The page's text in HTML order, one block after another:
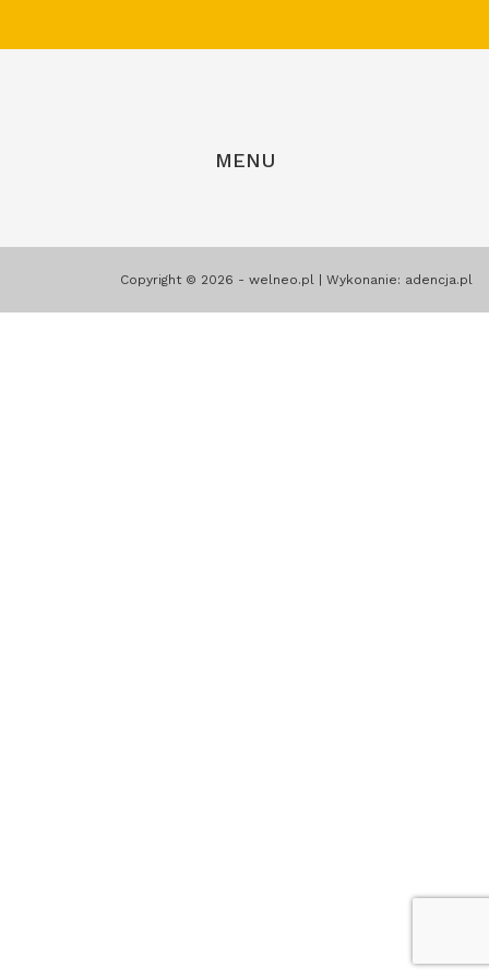
MENU
Copyright © 2026 - welneo.pl | Wykonanie: adencja.pl